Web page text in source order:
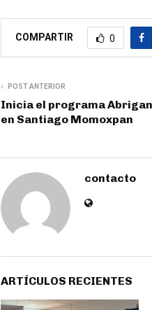
COMPARTIR 0
POST ANTERIOR
Inicia el programa
en Santiago Momoxpan
contacto
ARTÍCULOS RECIENTES